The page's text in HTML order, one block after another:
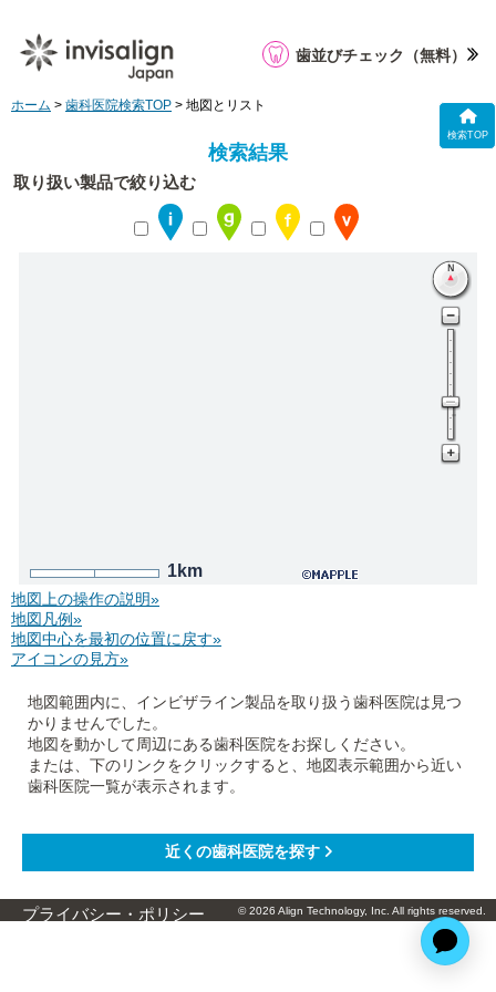
検索TOP
歯並びチェック （無料）
ホーム > 歯科医院検索TOP > 地図とリスト
検索結果
取り扱い製品で絞り込む
1km
地図上の操作の説明»
地図凡例»
地図中心を最初の位置に戻す»
アイコンの見方»
地図範囲内に、インビザライン製品を取り扱う歯科医院は見つ
かりませんでした。
地図を動かして周辺にある歯科医院をお探しください。
または、下のリンクをクリックすると、地図表示範囲から近い
歯科医院一覧が表示されます。
プライバシー・ポリシー © 2026 Align Technology, Inc. All rights reserved.